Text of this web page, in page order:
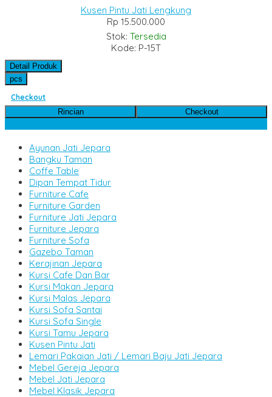
Kusen Pintu Jati Lengkung
Rp 15.500.000
Stok: Tersedia
Kode: P-15T
Detail Produk
pcs
Checkout
Rincian
Checkout
Ayunan Jati Jepara
Bangku Taman
Coffe Table
Dipan Tempat Tidur
Furniture Cafe
Furniture Garden
Furniture Jati Jepara
Furniture Jepara
Furniture Sofa
Gazebo Taman
Kerajinan Jepara
Kursi Cafe Dan Bar
Kursi Makan Jepara
Kursi Malas Jepara
Kursi Sofa Santai
Kursi Sofa Single
Kursi Tamu Jepara
Kusen Pintu Jati
Lemari Pakaian Jati / Lemari Baju Jati Jepara
Mebel Gereja Jepara
Mebel Jati Jepara
Mebel Klasik Jepara